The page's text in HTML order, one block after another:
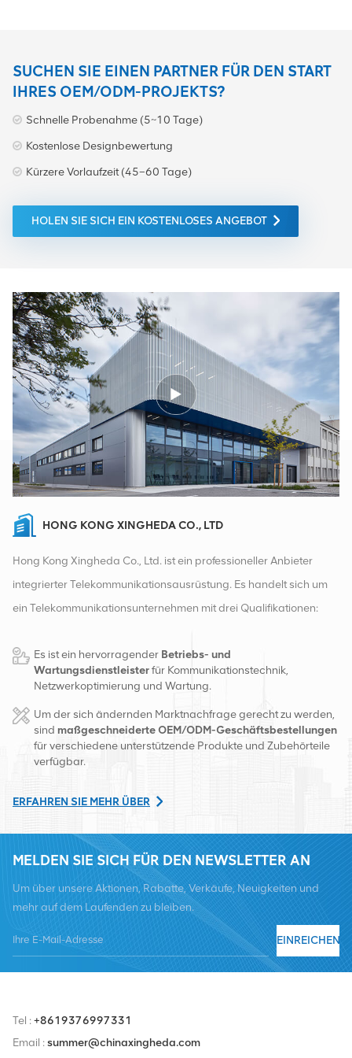
SUCHEN SIE EINEN PARTNER FÜR DEN START
IHRES OEM/ODM-PROJEKTS?
Schnelle Probenahme (5~10 Tage)
Kostenlose Designbewertung
Kürzere Vorlaufzeit (45–60 Tage)
HOLEN SIE SICH EIN KOSTENLOSES ANGEBOT
HONG KONG XINGHEDA CO., LTD
Hong Kong Xingheda Co., Ltd. ist ein professioneller Anbieter
integrierter Telekommunikationsausrüstung. Es handelt sich um
ein Telekommunikationsunternehmen mit drei Qualifikationen:
das Unternehmen über zwei intelligente Lager und
Fabrikvertriebszentren in Changsha und Hongkong. Im Jahr
Changsha, China. Mit Sitz in China betreiben wir internationale
Geschäfte in Südostasien, Europa, den Vereinigten Staaten,
regional führende Telekommunikationsbetreiber mit
wie Übertragung, Stromversorgung, optischen Modulen, Kabel,
Klemmen und unterstützende Hilfsmaterialien. Zu den
Dienstleistern zählen Nokia, Ericsson, Huawei, ZTE, Bell, Alcatel,
Nortel, Siemens und Lucent. Wir werden unseren internationalen
Marktanteil durch hochwertige Produkte, hochwertige
Dienstleistungen, angemessene Preise und pünktliche Lieferung
Es ist ein hervorragender Betriebs- und
Wartungsdienstleisterfür Kommunikationstechnik,
Netzwerkoptimierung und Wartung.
Um der sich ändernden Marktnachfrage gerecht zu werden,
sindmaßgeschneiderte OEM/ODM-Geschäftsbestellungen
für verschiedene unterstützende Produkte und Zubehörteile
verfügbar.
ERFAHREN SIE MEHR ÜBER
MELDEN SIE SICH FÜR DEN NEWSLETTER AN
Um über unsere Aktionen, Rabatte, Verkäufe, Neuigkeiten und
mehr auf dem Laufenden zu bleiben.
EINREICHEN
Tel :+8619376997331
Email :summer@chinaxingheda.com